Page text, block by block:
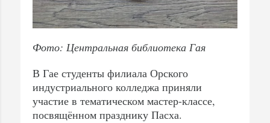
Фото: Центральная библиотека Гая
В Гае студенты филиала Орского
индустриального колледжа приняли
участие в тематическом мастер-классе,
посвящённом празднику Пасха.